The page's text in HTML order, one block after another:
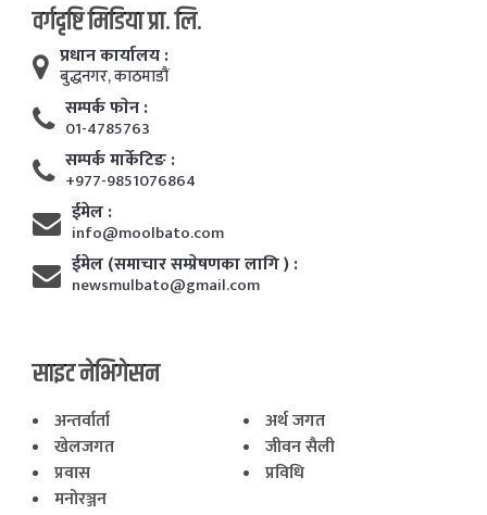
वर्गदृष्टि मिडिया प्रा. लि.
प्रधान कार्यालय :
बुद्धनगर, काठमाडाैं
सम्पर्क फाेन :
01-4785763
सम्पर्क मार्केटिङ :
+977-9851076864
ईमेल :
info@moolbato.com
ईमेल (समाचार सम्प्रेषणका लागि ) :
newsmulbato@gmail.com
साइट नेभिगेसन
अन्तर्वार्ता
अर्थ जगत
खेलजगत
जीवन सैली
प्रवास
प्रविधि
मनोरञ्जन